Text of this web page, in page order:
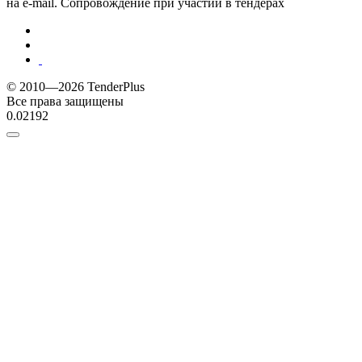
© 2010—2026 TenderPlus
Все права защищены
0.02192